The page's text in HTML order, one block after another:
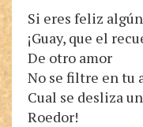
Si eres feliz
¡Guay, que el
De otro amor
No se filtre en tu
Cual se desliza
Roedor!